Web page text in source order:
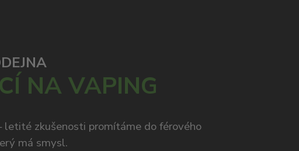
NA VAPING
letité zkušenosti promítáme do férového
má smysl.